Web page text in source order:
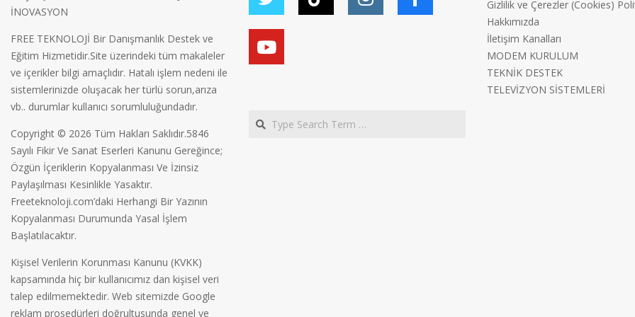
İNOVASYON
FREE TEKNOLOJİ Bir Danışmanlık Destek ve
Eğitim Hizmetidir.Site üzerindeki tüm makaleler
ve içerikler bilgi amaçlıdır. Hatalı işlem nedeni ile
sistemlerinizde oluşacak her türlü sorun,arıza
vb.. durumlar kullanıcı sorumluluğundadır.
Copyright © 2026 Tüm Hakları Saklıdır.5846
Sayılı Fikir Ve Sanat Eserleri Kanunu Gereğince;
Özgün İçeriklerin Kopyalanması Ve İzinsiz
Paylaşılması Kesinlikle Yasaktır.
Freeteknoloji.com’daki Herhangi Bir Yazının
Kopyalanması Durumunda Yasal İşlem
Başlatılacaktır.
Kişisel Verilerin Korunması Kanunu (KVKK)
kapsamında hiç bir kullanıcımız dan kişisel veri
talep edilmemektedir. Web sitemizde Google
reklam prosedürleri doğrultusunda genel ve
Search
Gizlilik ve Çerezler (Cookies)
Hakkımızda
İletişim Kanalları
MODEM KURULUM
TEKNİK DESTEK
TELEVİZYON SİSTEMLERİ